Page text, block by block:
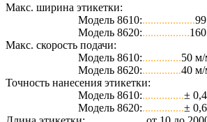
Макс. ширина этикетки:
Модель 8610:...................
Модель 8620:.................
Макс. скорость подачи:
Модель 8610:..............50
Модель 8620:..............40
Точность нанесения этикетки:
Модель 8610:...............±
Модель 8620:...............±